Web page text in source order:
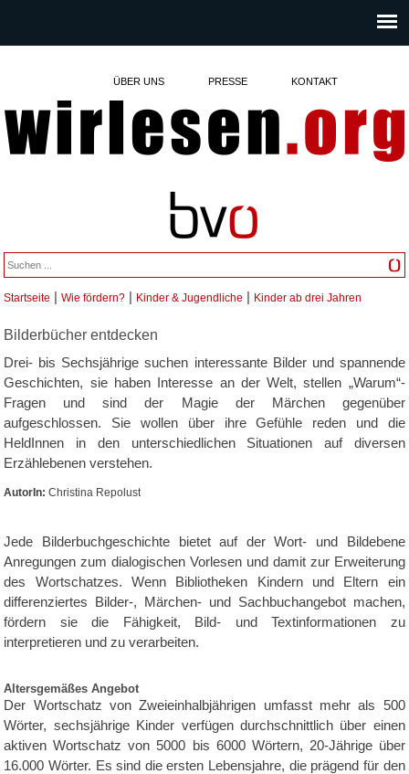
ÜBER UNS PRESSE KONTAKT
Sie sind hier
Startseite |Wie fördern? | Kinder & Jugendliche | Kinder ab drei Jahren
Bilderbücher entdecken
Drei- bis Sechsjährige suchen interessante Bilder und spannende
Geschichten, sie haben Interesse an der Welt, stellen „Warum“-
Fragen und sind der Magie der Märchen gegenüber
aufgeschlossen. Sie wollen über ihre Gefühle reden und die
HeldInnen in den unterschiedlichen Situationen auf diversen
Erzählebenen verstehen.
AutorIn:Christina Repolust
Jede Bilderbuchgeschichte bietet auf der Wort- und Bildebene
Anregungen zum dialogischen Vorlesen und damit zur Erweiterung
des Wortschatzes. Wenn Bibliotheken Kindern und Eltern ein
differenziertes Bilder-, Märchen- und Sachbuchangebot machen,
fördern sie die Fähigkeit, Bild- und Textinformationen zu
interpretieren und zu verarbeiten.
Altersgemäßes Angebot
Der Wortschatz von Zweieinhalbjährigen umfasst mehr als 500
Wörter, sechsjährige Kinder verfügen durchschnittlich über einen
aktiven Wortschatz von 5000 bis 6000 Wörtern, 20-Jährige über
16.000 Wörter. Es sind die ersten Lebensjahre, die prägend für den